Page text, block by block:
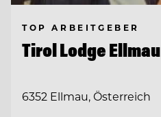
TOP ARBEITGEBER
Tirol Lodge Ellmau
6352 Ellmau, Österreich